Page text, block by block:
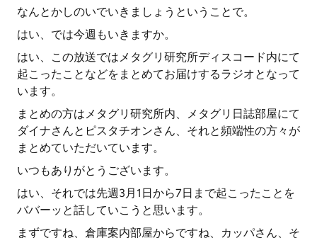
なんとかしのいでいきましょうということで。
はい、では今週もいきますか。
はい、この放送ではメタグリ研究所ディスコード内にて
起こったことなどをまとめてお届けするラジオとなって
います。
まとめの方はメタグリ研究所内、メタグリ日誌部屋にて
ダイナさんとピスタチオンさん、それと頻端性の方々が
まとめていただいています。
いつもありがとうございます。
はい、それでは先週3月1日から7日まで起こったことを
ババーッと話していこうと思います。
まずですね、倉庫案内部屋からですね、カッパさん、そ